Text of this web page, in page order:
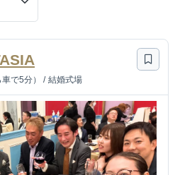
で5分） / 結婚式場